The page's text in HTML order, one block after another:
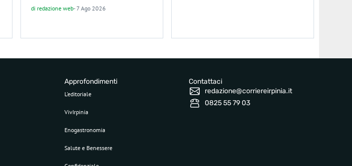
di redazione web-7 Ago 2026
Approfondimenti
L’editoriale
VivIrpinia
Enogastronomia
Salute e Benessere
Contattaci
redazione@corriereirpinia.it
0825 55 79 03